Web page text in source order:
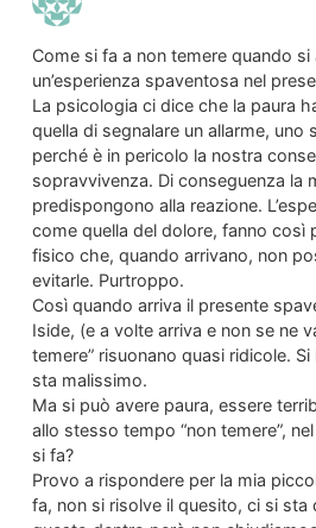
Come si fa a non temere quando si
un’esperienza spaventosa nel
La psicologia ci dice che la paura
quella di segnalare un allarme, uno
perché è in pericolo la nostra
sopravvivenza. Di conseguenza la
predispongono alla reazione.
come quella del dolore, fanno così
fisico che, quando arrivano, non
evitarle. Purtroppo.
Così quando arriva il presente
Iside, (e a volte arriva e non se ne
temere” risuonano quasi ridicole.
sta malissimo.
Ma si può avere paura, essere
allo stesso tempo “non temere”,
si fa?
Provo a rispondere per la mia
fa, non si risolve il quesito, ci si sta